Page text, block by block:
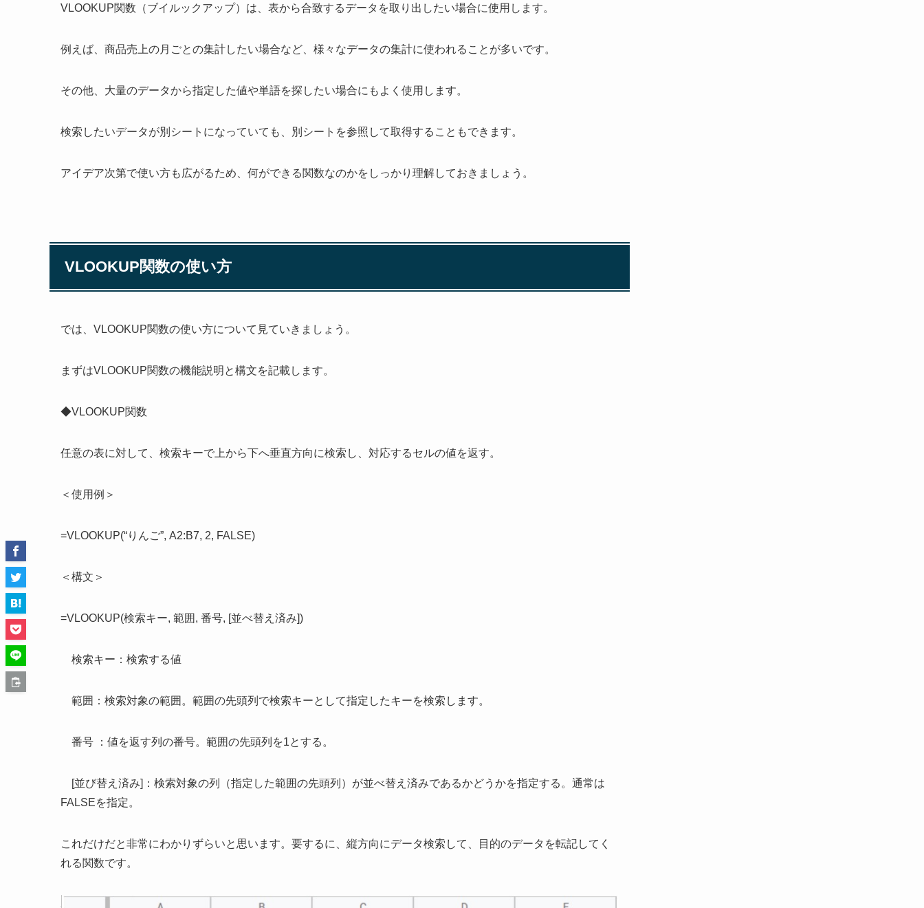
VLOOKUP関数（ブイルックアップ）は、表から合致するデータを取り出したい場合に使用します。
例えば、商品売上の月ごとの集計したい場合など、様々なデータの集計に使われることが多いです。
その他、大量のデータから指定した値や単語を探したい場合にもよく使用します。
検索したいデータが別シートになっていても、別シートを参照して取得することもできます。
アイデア次第で使い方も広がるため、何ができる関数なのかをしっかり理解しておきましょう。
VLOOKUP関数の使い方
では、VLOOKUP関数の使い方について見ていきましょう。
まずはVLOOKUP関数の機能説明と構文を記載します。
◆VLOOKUP関数
任意の表に対して、検索キーで上から下へ垂直方向に検索し、対応するセルの値を返す。
＜使用例＞
=VLOOKUP(“りんご”, A2:B7, 2, FALSE)
＜構文＞
=VLOOKUP(検索キー, 範囲, 番号, [並べ替え済み])
検索キー：検索する値
範囲：検索対象の範囲。範囲の先頭列で検索キーとして指定したキーを検索します。
番号 ：値を返す列の番号。範囲の先頭列を1とする。
[並び替え済み]：検索対象の列（指定した範囲の先頭列）が並べ替え済みであるかどうかを指定する。通常は
FALSEを指定。
これだけだと非常にわかりずらいと思います。要するに、縦方向にデータ検索して、目的のデータを転記してく
れる関数です。